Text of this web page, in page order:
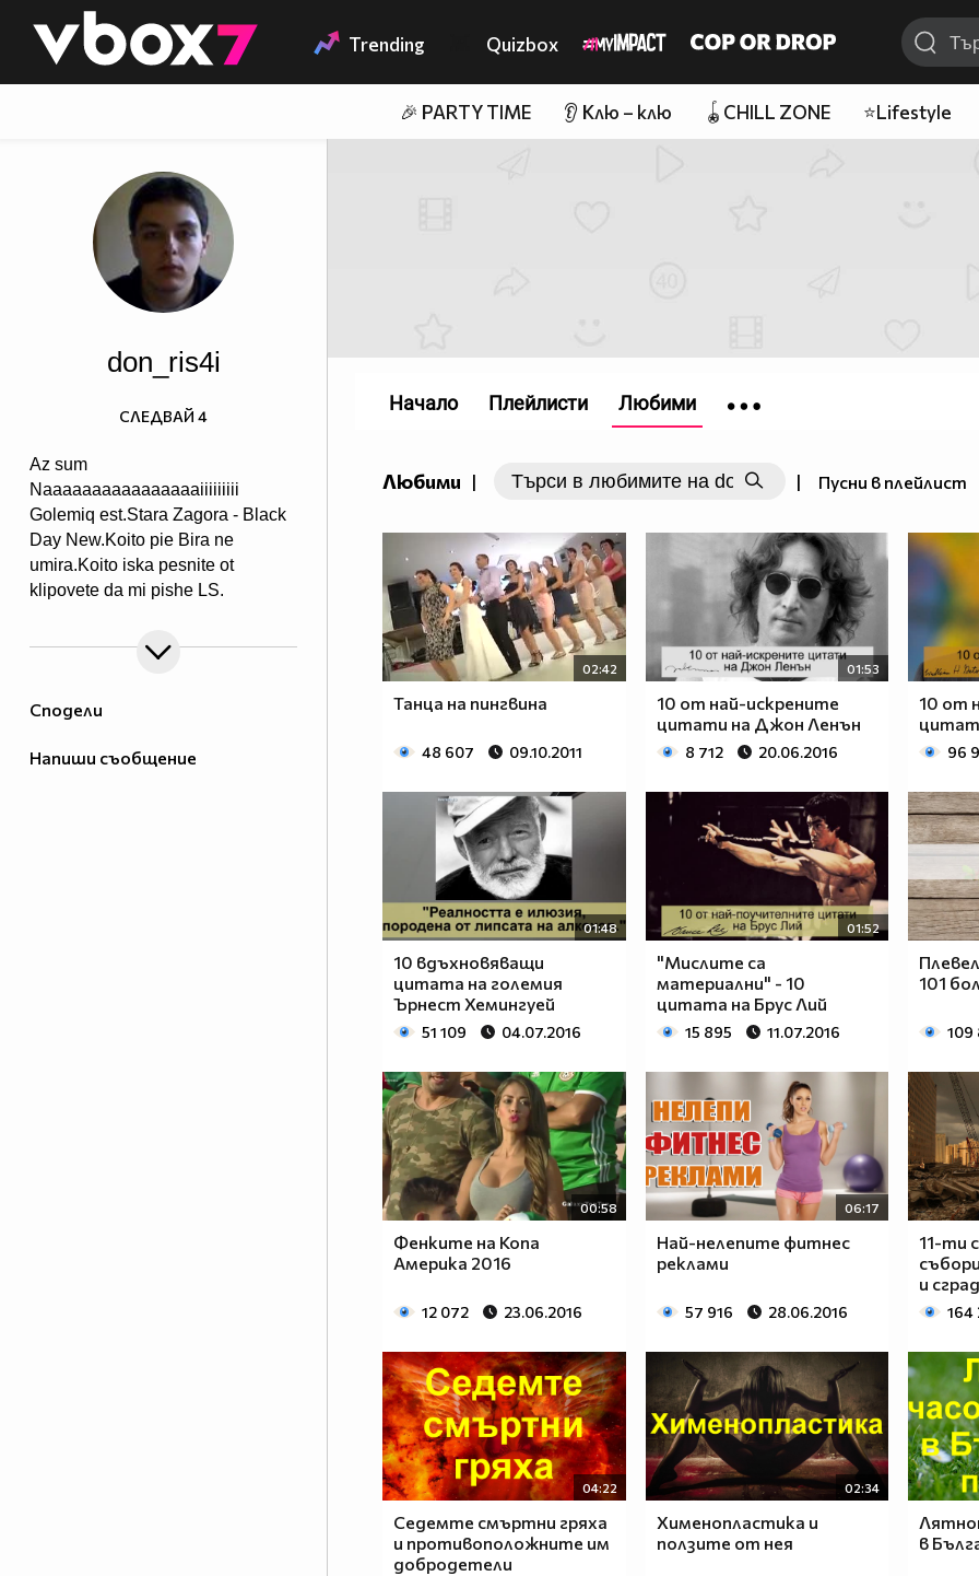
👾 Trending Quizbox
🎉 PARTY TIME 👂 Клю – клю 🪀CHILL ZONE ⭐Lifestyle
Сподели
Напиши съобщение
don_ris4i
Az sum
Naaaaaaaaaaaaaaaaiiiiiiiii
Golemiq est.Stara Zagora - Black
Day New.Koito pie Bira ne
umira.Koito iska pesnite ot
klipovete da mi pishe LS.
СЛЕДВАЙ 4
Любими | | Пусни в плейлист
02:42
Танца на пингвина
48 607 09.10.2011
01:53
10 от най-искрените
цитати на Джон Ленън
8 712 20.06.2016
10 от
96
01:48
10 вдъхновяващи
цитата на големия
Ърнест Хемингуей
51 109 04.07.2016
01:52
"Мислите са
материални" - 10
цитата на Брус Лий
15 895 11.07.2016
101
109
00:58
Фенките на Копа
Америка 2016
12 072 23.06.2016
06:17
Най-нелепите фитнес
реклами
57 916 28.06.2016
11-ти
и
164
04:22
Седемте смъртни гряха
и противоположните им
добродетели
02:34
Хименопластика и
ползите от нея
в
Начало Плейлисти Любими